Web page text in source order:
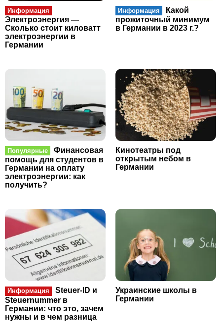
Информация
Электроэнергия —
Сколько стоит киловатт
электроэнергии в
Германии
Информация
Какой
прожиточный минимум
в Германии в 2023 г.?
Популярные
Финансовая
помощь для студентов в
Германии на оплату
электроэнергии: как
получить?
Кинотеатры под
открытым небом в
Германии
Информация
Steuer-ID и
Steuernummer в
Германии: что это, зачем
нужны и в чем разница
Украинские школы в
Германии